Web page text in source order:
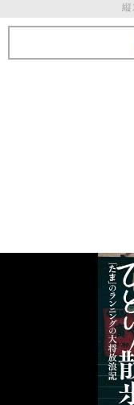
縦